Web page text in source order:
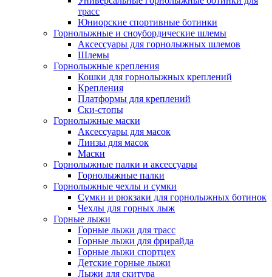
трасс
Юниорские спортивные ботинки
Горнолыжные и сноубордические шлемы
Аксессуары для горнолыжных шлемов
Шлемы
Горнолыжные крепления
Кошки для горнолыжных креплений
Крепления
Платформы для креплений
Ски-стопы
Горнолыжные маски
Аксессуары для масок
Линзы для масок
Маски
Горнолыжные палки и аксессуары
Горнолыжные палки
Горнолыжные чехлы и сумки
Сумки и рюкзаки для горнолыжных ботинок
Чехлы для горных лыж
Горные лыжи
Горные лыжи для трасс
Горные лыжи для фрирайда
Горные лыжи спортцех
Детские горные лыжи
Лыжи для скитура